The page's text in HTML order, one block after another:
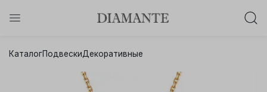
Осталось:
КаталогПодвескиДекоративные